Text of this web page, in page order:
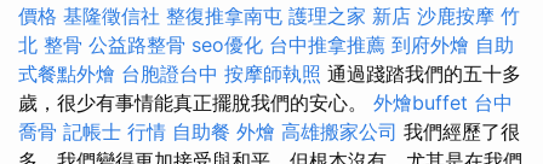
價格 基隆徵信社 整復推拿南屯 護理之家 新店 沙鹿按摩 竹
北 整骨 公益路整骨 seo優化 台中推拿推薦 到府外燴 自助
式餐點外燴 台胞證台中 按摩師執照 通過踐踏我們的五十多
歲，很少有事情能真正擺脫我們的安心。 外燴buffet 台中
喬骨 記帳士 行情 自助餐 外燴 高雄搬家公司 我們經歷了很